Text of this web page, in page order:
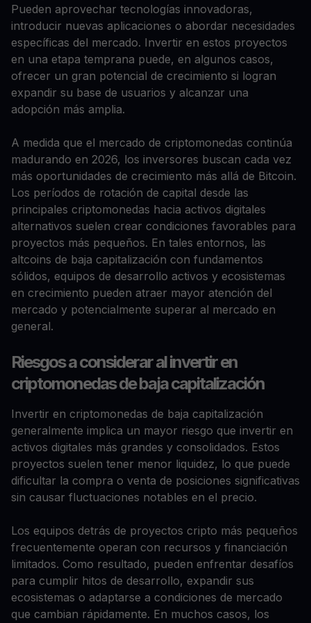
Pueden aprovechar tecnologías innovadoras,
introducir nuevas aplicaciones o abordar necesidades
específicas del mercado. Invertir en estos proyectos
en una etapa temprana puede, en algunos casos,
ofrecer un gran potencial de crecimiento si logran
expandir su base de usuarios y alcanzar una
adopción más amplia.
A medida que el mercado de criptomonedas continúa
madurando en 2026, los inversores buscan cada vez
más oportunidades de crecimiento más allá de Bitcoin.
Los períodos de rotación de capital desde las
principales criptomonedas hacia activos digitales
alternativos suelen crear condiciones favorables para
proyectos más pequeños. En tales entornos, las
altcoins de baja capitalización con fundamentos
sólidos, equipos de desarrollo activos y ecosistemas
en crecimiento pueden atraer mayor atención del
mercado y potencialmente superar al mercado en
general.
Riesgos a considerar al invertir en
criptomonedas de baja capitalización
Invertir en criptomonedas de baja capitalización
generalmente implica un mayor riesgo que invertir en
activos digitales más grandes y consolidados. Estos
proyectos suelen tener menor liquidez, lo que puede
dificultar la compra o venta de posiciones significativas
sin causar fluctuaciones notables en el precio.
Los equipos detrás de proyectos cripto más pequeños
frecuentemente operan con recursos y financiación
limitados. Como resultado, pueden enfrentar desafíos
para cumplir hitos de desarrollo, expandir sus
ecosistemas o adaptarse a condiciones de mercado
que cambian rápidamente. En muchos casos, los